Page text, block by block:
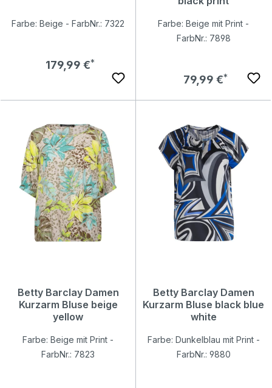
Farbe: Beige - FarbNr.: 7322
Regulärer Preis:
179,99 €
Farbe: Beige mit Print -
FarbNr.: 7898
Regulärer Preis:
79,99 €
Betty Barclay Damen
Kurzarm Bluse beige
yellow
Farbe: Beige mit Print -
FarbNr.: 7823
Betty Barclay Damen
Kurzarm Bluse black blue
white
Farbe: Dunkelblau mit Print -
FarbNr.: 9880